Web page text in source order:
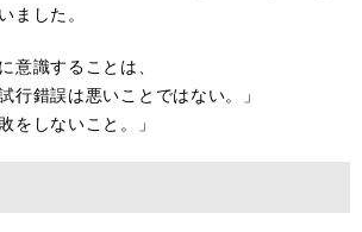
ました。
意識することは、
行錯誤は悪いことではない。」
をしないこと。」